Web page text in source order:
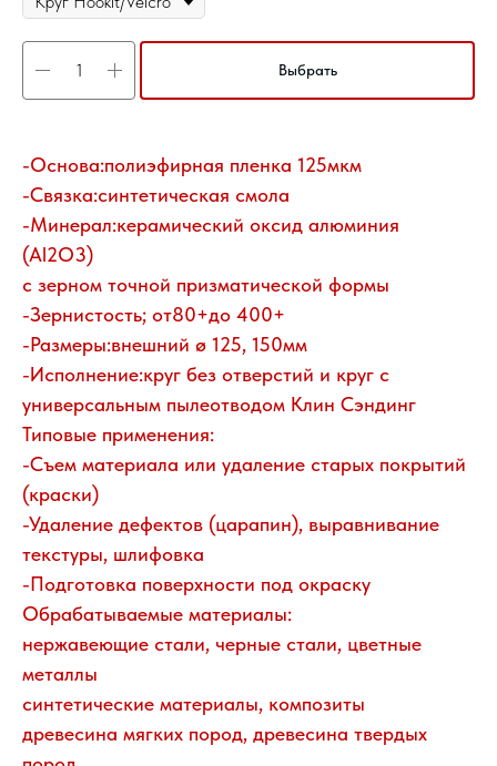
Выбрать
-Основа:полиэфирная пленка 125мкм
-Связка:синтетическая смола
-Минерал:керамический оксид алюминия
(Al2O3)
с зерном точной призматической формы
-Зернистость; от80+до 400+
-Размеры:внешний ø 125, 150мм
-Исполнение:круг без отверстий и круг с
универсальным пылеотводом Клин Сэндинг
Типовые применения:
-Съем материала или удаление старых покрытий
(краски)
-Удаление дефектов (царапин), выравнивание
текстуры, шлифовка
-Подготовка поверхности под окраску
Обрабатываемые материалы:
нержавеющие стали, черные стали, цветные
металлы
синтетические материалы, композиты
древесина мягких пород, древесина твердых